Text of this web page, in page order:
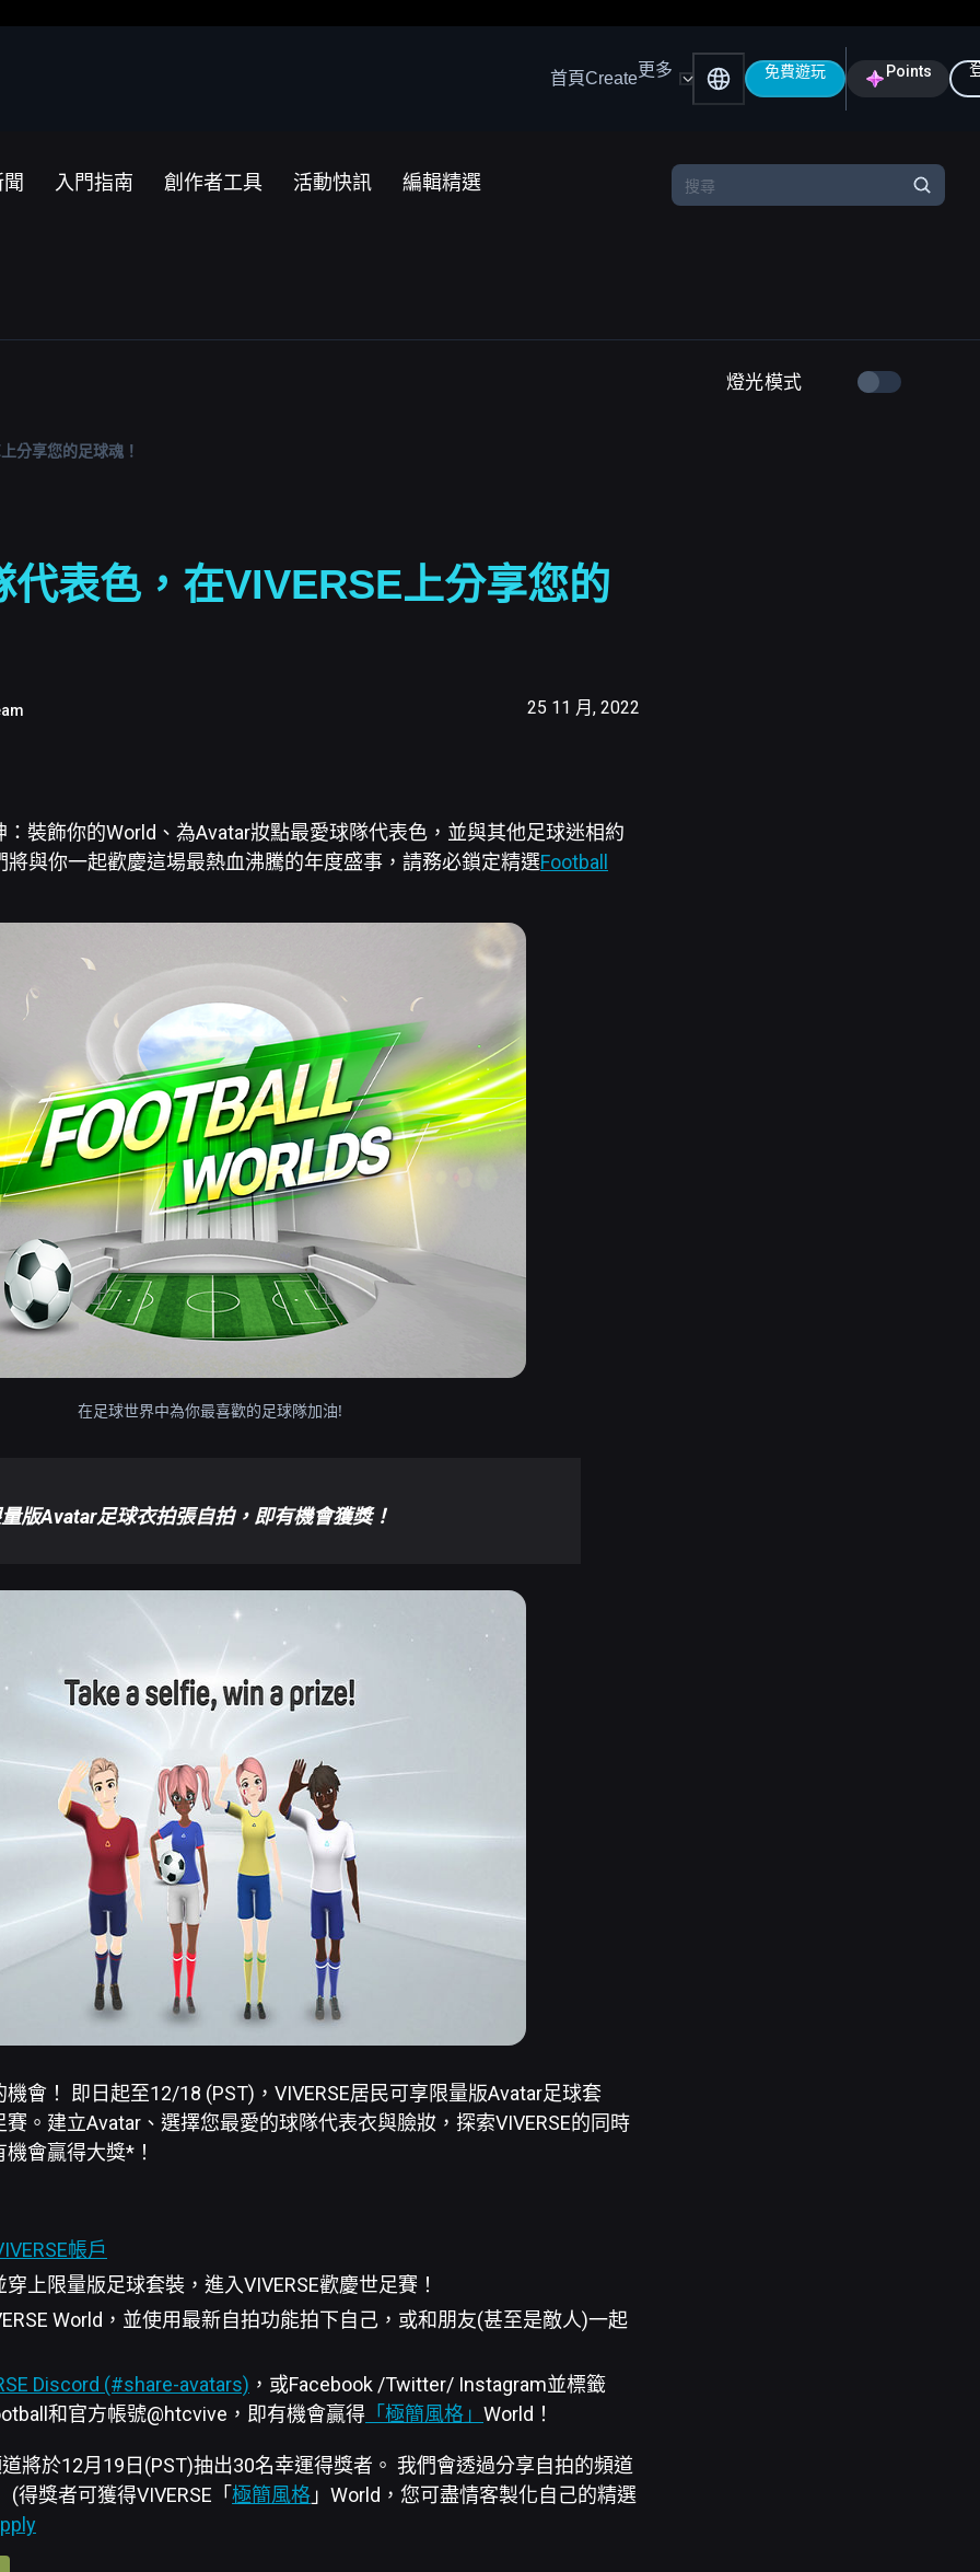
首頁Create更多 免費遊玩 Points
入門指南 創作者工具 活動快訊 編輯精選
燈光模式
分享您的足球魂！
代表色，在VIVERSE上分享您的
25 11 月, 2022
裝飾你的World、為Avatar妝點最愛球隊代表色，並與其他足球迷相約
將與你一起歡慶這場最熱血沸騰的年度盛事，請務必鎖定精選Football
在足球世界中為你最喜歡的足球隊加油!
版Avatar足球衣拍張自拍，即有機會獲獎！
會！ 即日起至12/18 (PST)，VIVERSE居民可享限量版Avatar足球套
。建立Avatar、選擇您最愛的球隊代表衣與臉妝，探索VIVERSE的同時
會贏得大獎*！
帳戶
上限量版足球套裝，進入VIVERSE歡慶世足賽！
World，並使用最新自拍功能拍下自己，或和朋友(甚至是敵人)一起
Discord (#share-avatars) ，或Facebook /Twitter/ Instagram並標籤
和官方帳號@htcvive，即有機會贏得 「極簡風格」 World！
將於12月19日(PST)抽出30名幸運得獎者。 我們會透過分享自拍的頻道
得獎者可獲得VIVERSE「 極簡風格 」World，您可盡情客製化自己的精選